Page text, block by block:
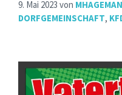
9. Mai 2023 von
DORFGEMEINSCHAFT,